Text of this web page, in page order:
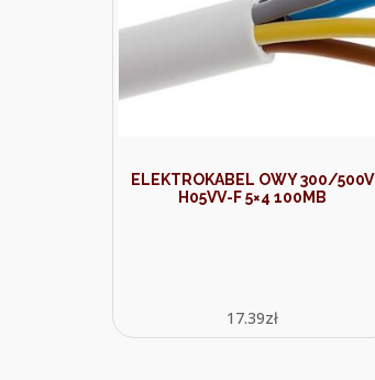
ELEKTROKABEL OWY 300/500V
H05VV-F 5×4 100MB
17.39zł